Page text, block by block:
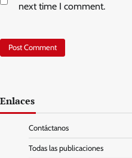
next time I comment.
Enlaces
Contáctanos
Todas las publicaciones